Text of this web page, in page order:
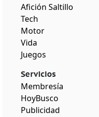
Afición Saltillo
Tech
Motor
Vida
Juegos
Servicios
Membresía
HoyBusco
Publicidad